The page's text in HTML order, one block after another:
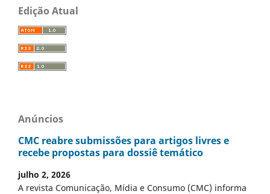
Edição Atual
Anúncios
CMC reabre submissões para artigos livres e
recebe propostas para dossiê temático
julho 2, 2026
A revista Comunicação, Mídia e Consumo (CMC) informa